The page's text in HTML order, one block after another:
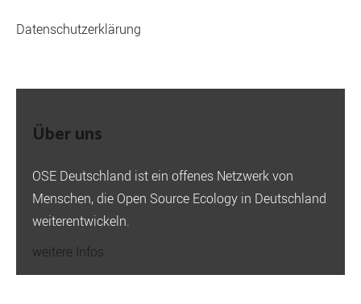
Datenschutzerklärung
Über uns
OSE Deutschland ist ein offenes Netzwerk von
Menschen, die Open Source Ecology in Deutschland
weiterentwickeln.
weitere Infos